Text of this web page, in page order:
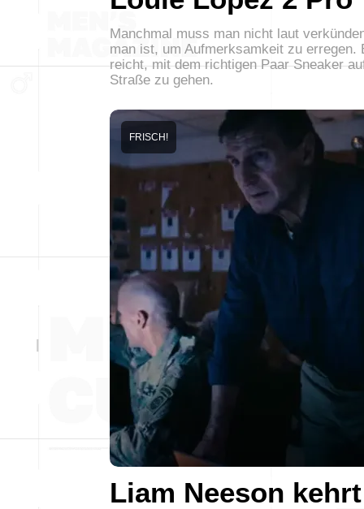
Manchmal muss man nicht laut
man ist, um Aufmerksamkeit zu erregen.
reicht, mit dem richtigen Paar Sneaker
Straße zu gehen.
Liam Neeson
FRISCH!